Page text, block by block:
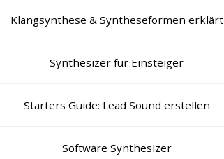
Klangsynthese & Syntheseformen erklärt
Synthesizer für Einsteiger
Starters Guide: Lead Sound erstellen
Software Synthesizer